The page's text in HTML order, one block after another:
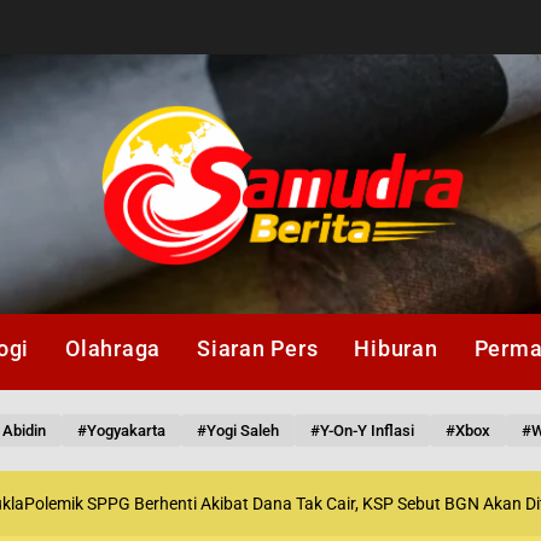
Olahraga Siaran Pers Hiburan
#Yogyakarta #Yogi Saleh #y-On-Y Inflasi #Xbox
SPPG Berhenti Akibat Dana Tak Cair, KSP Sebut BGN Akan